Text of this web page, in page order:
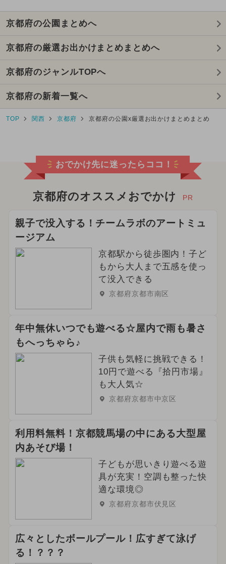
京都府の公園まとめへ
京都府の厳選お出かけまとめまとめへ
京都府のジャンルTOPへ
京都府の新着一覧へ
TOP 関西 京都府 京都府の公園x厳選お出かけまとめまとめ
おでかけ先に迷ったらココ！
京都府のオススメおでかけ PR
親子で没入する！チームラボのアートミュ
ージアム
京都駅から徒歩圏内！子ど
もから大人まで五感を使っ
て没入できる
京都府京都市南区
年中無休いつでも遊べる☆屋内で雨も暑さ
もへっちゃら♪
子供も気軽に挑戦できる！
10円で遊べる『拾円市場』
も大人気☆
京都府京都市中京区
利用料無料！京都競馬場の中にある大型屋
内あそび場！
子どもが思いきり遊べる遊
具が充実！空調も整った快
適な環境◎
京都府京都市伏見区
広々としたボールプール！広すぎて泳げ
る！？？？